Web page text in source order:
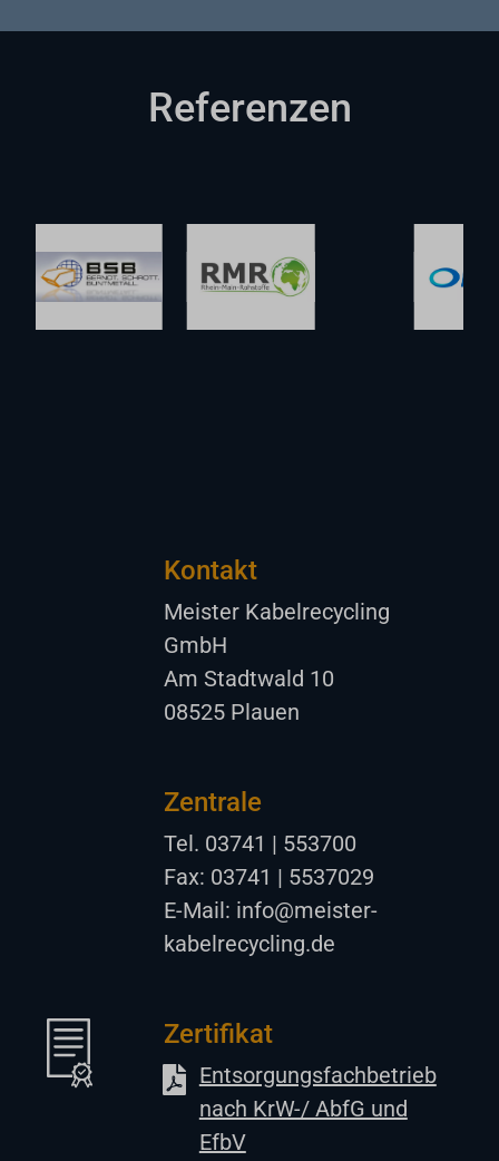
Referenzen
Kontakt
Meister Kabelrecycling
GmbH
Am Stadtwald 10
08525 Plauen
Zentrale
Tel. 03741 | 553700
Fax: 03741 | 5537029
E-Mail: info@meister-
kabelrecycling.de
Zertifikat
Entsorgungsfachbetrieb
nach KrW-/ AbfG und
EfbV